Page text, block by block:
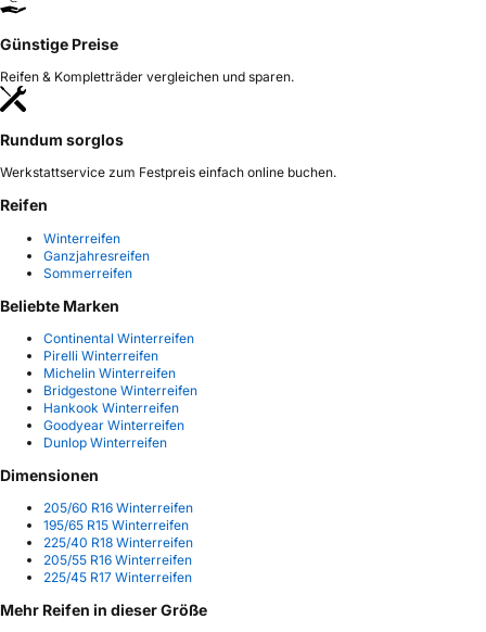
Günstige Preise
Reifen & Kompletträder vergleichen und sparen.
Rundum sorglos
Werkstattservice zum Festpreis einfach online buchen.
Reifen
Winterreifen
Ganzjahresreifen
Sommerreifen
Beliebte Marken
Continental Winterreifen
Pirelli Winterreifen
Michelin Winterreifen
Bridgestone Winterreifen
Hankook Winterreifen
Goodyear Winterreifen
Dunlop Winterreifen
Dimensionen
205/60 R16 Winterreifen
195/65 R15 Winterreifen
225/40 R18 Winterreifen
205/55 R16 Winterreifen
225/45 R17 Winterreifen
Mehr Reifen in dieser Größe